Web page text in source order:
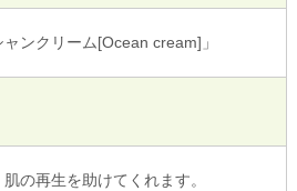
ンクリーム[Ocean cream]」
の再生を助けてくれます。